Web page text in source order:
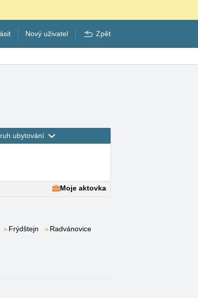
Nový uživatel Zpět
ubytování
Moje aktovka
Frýdštejn
Radvánovice